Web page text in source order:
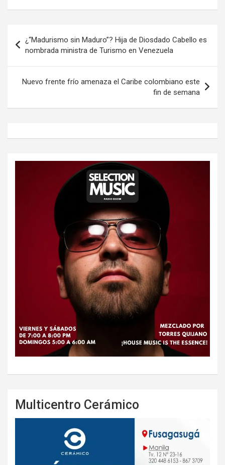
de
entradas
¿“Madurismo sin Maduro”? Hija de Diosdado Cabello es
nombrada ministra de Turismo en Venezuela
Nuevo frente frío amenaza el Caribe colombiano este
fin de semana
Multicentro Cerámico